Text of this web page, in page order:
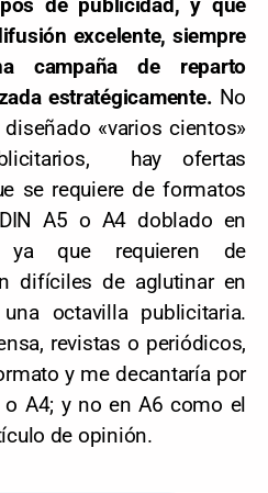
de publicidad, y que
excelente, siempre
campaña de reparto
estratégicamente. No
«varios cientos»
hay ofertas
se requiere de formatos
A5 o A4 doblado en
que requieren de
difíciles de aglutinar en
octavilla publicitaria.
revistas o periódicos,
y me decantaría por
A4; y no en A6 como el
de opinión.